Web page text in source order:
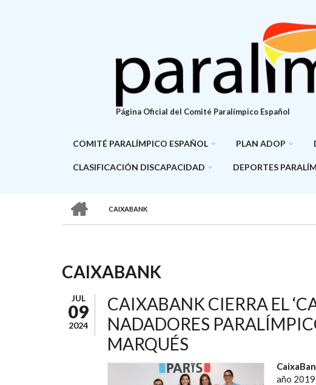
Página Oficial del Comité Paralímpico Español
COMITÉ PARALÍMPICO ESPAÑOL PLAN ADOP
CLASIFICACIÓN DISCAPACIDAD DEPORTES
SOBRESCRIBIR
DE
AYUDA
A
LA
NAVEGACIÓN
CAIXABANK
CAIXABANK
JUL
09
2024
CAIXABANK CIERRA EL
NADADORES
MARQUÉS
año